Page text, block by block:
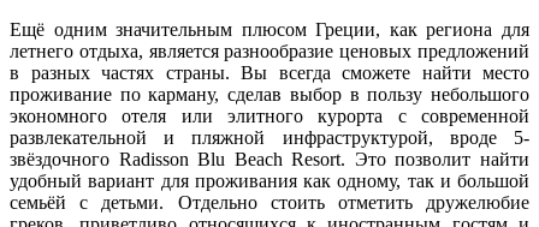
Ещё одним значительным плюсом Греции, как региона для
летнего отдыха, является разнообразие ценовых предложений
в разных частях страны. Вы всегда сможете найти место
проживание по карману, сделав выбор в пользу небольшого
экономного отеля или элитного курорта с современной
развлекательной и пляжной инфраструктурой, вроде 5-
звёздочного Radisson Blu Beach Resort. Это позволит найти
удобный вариант для проживания как одному, так и большой
семьёй с детьми. Отдельно стоить отметить дружелюбие